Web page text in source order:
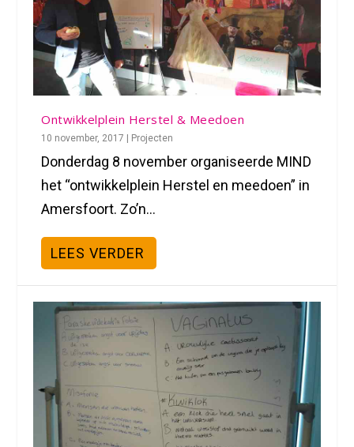
Ontwikkelplein Herstel & Meedoen
10 november, 2017 Projecten
Donderdag 8 november organiseerde MIND
het “ontwikkelplein Herstel en meedoen” in
Amersfoort. Zo’n...
LEES VERDER